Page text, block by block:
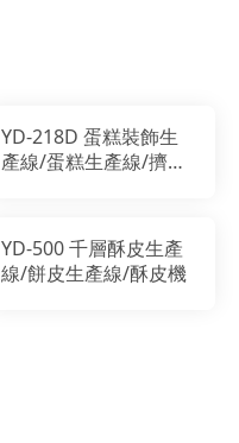
YD-218D 蛋糕裝飾生
產線/蛋糕生產線/擠花
YD-500 千層酥皮生產
線/餅皮生產線/酥皮機